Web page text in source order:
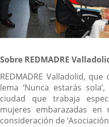
Sobre REDMADRE
REDMADRE Valladolid,
lema ‘Nunca estarás
ciudad que trabaja
mujeres embarazadas
consideración de